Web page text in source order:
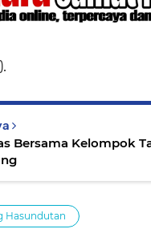
Bersama Kelompok
Hasundutan